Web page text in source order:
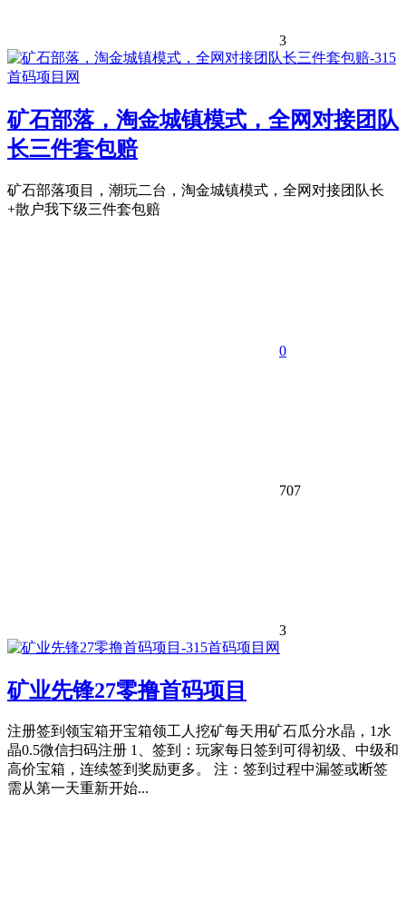
3
矿石部落，淘金城镇模式，全网对接团队
长三件套包赔
矿石部落项目，潮玩二台，淘金城镇模式，全网对接团队长
+散户我下级三件套包赔
0
707
3
矿业先锋27零撸首码项目
注册签到领宝箱开宝箱领工人挖矿每天用矿石瓜分水晶，1水
晶0.5微信扫码注册 1、签到：玩家每日签到可得初级、中级和
高价宝箱，连续签到奖励更多。 注：签到过程中漏签或断签
需从第一天重新开始...